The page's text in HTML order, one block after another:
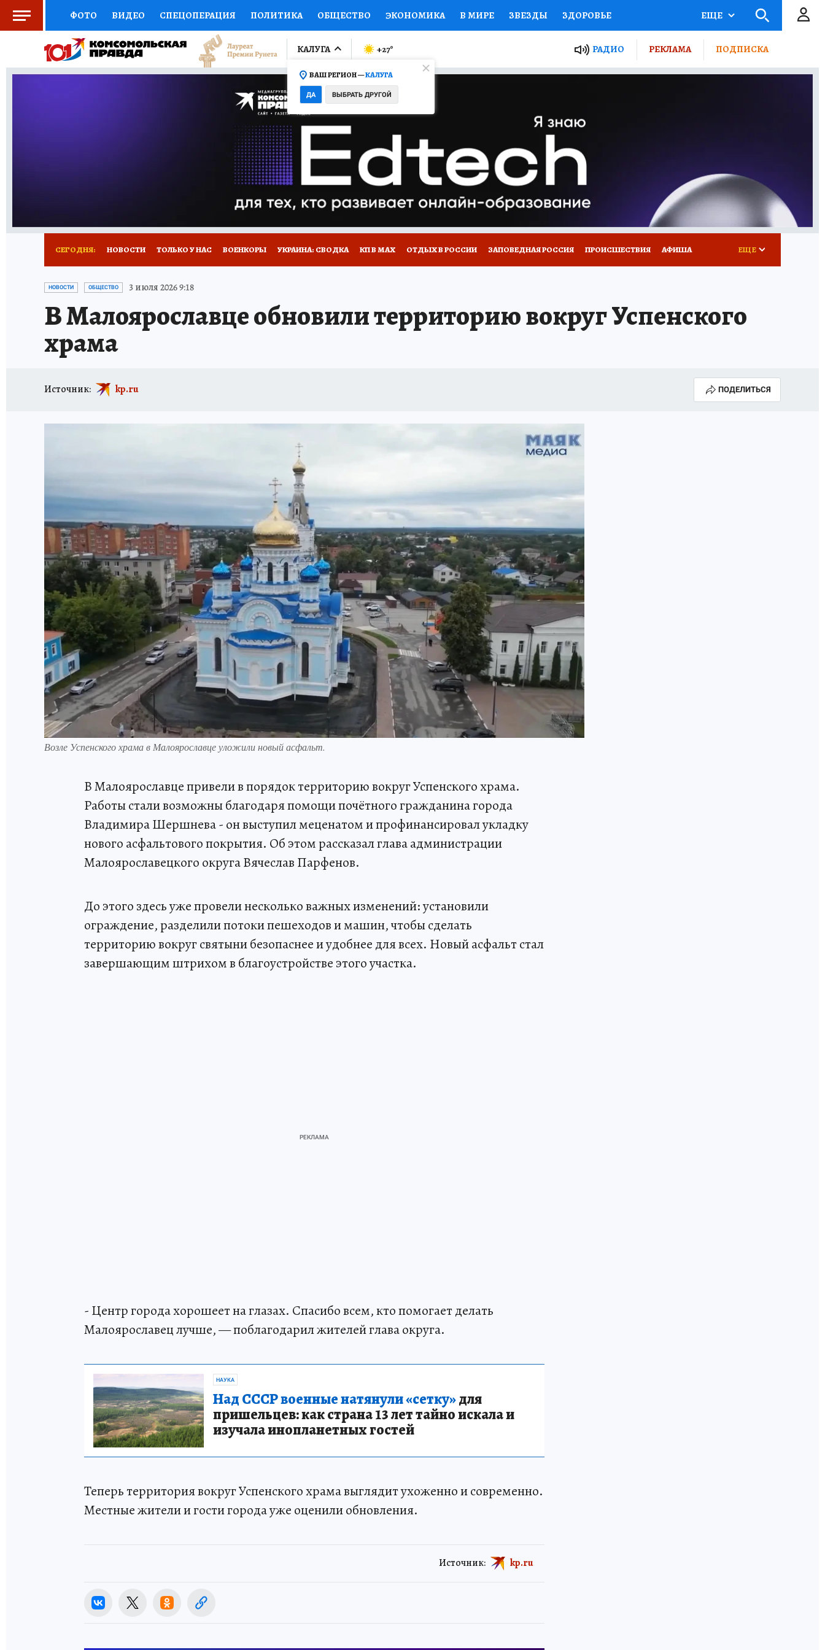
ФОТО ВИДЕО СПЕЦОПЕРАЦИЯ ПОЛИТИКА ОБЩЕСТВО ЭКОНОМИКА В МИРЕ ЗВЕЗДЫ ЗДОРОВЬЕ
СОЦПОДДЕРЖКА НАУКА СПОРТ КОЛУМНИСТЫ ПРОИСШЕСТВИЯ НАЦИОНАЛЬНЫЕ ПРОЕКТЫ РОССИИ
ВЫБОР ЭКСПЕРТОВ ДОКТОР ФИНАНСЫ ОТКРЫВАЕМ МИР Я ЗНАЮ СЕМЬЯ ЖЕНСКИЕ СЕКРЕТЫ ПУТЕВОДИТЕЛЬ
ПРОГНОЗЫ НА СПОРТ ПРОМОКОДЫ СЕРИАЛЫ
ТЕЛЕВИЗОР КОЛЛЕКЦИИ КОНКУРСЫ ГИД ПОТРЕБИТЕЛЯ
НОВОЕ НА САЙТЕ
ЕЩЕ
КАЛУГА
ВАШ РЕГИОН —КАЛУГА
ДА ВЫБРАТЬ ДРУГОЙ
+27° РАДИО РЕКЛАМА ПОДПИСКА
СЕГОДНЯ: НОВОСТИ ТОЛЬКО У НАС ВОЕНКОРЫ УКРАИНА: СВОДКА КП В МАХ ОТДЫХ В РОССИИ ЗАПОВЕДНАЯ РОССИЯ ПРОИСШЕСТВИЯ АФИША
ИСПЫТАНО НА СЕБЕ
ЕЩЕ
НОВОСТИ ОБЩЕСТВО 3 июля 2026 9:18
В Малоярославце обновили территорию вокруг Успенского
храма
Источник: kp.ru ПОДЕЛИТЬСЯ
Возле Успенского храма в Малоярославце уложили новый асфальт.
В Малоярославце привели в порядок территорию вокруг Успенского храма.
Работы стали возможны благодаря помощи почётного гражданина города
Владимира Шершнева - он выступил меценатом и профинансировал укладку
нового асфальтового покрытия. Об этом рассказал глава администрации
Малоярославецкого округа Вячеслав Парфенов.
До этого здесь уже провели несколько важных изменений: установили
ограждение, разделили потоки пешеходов и машин, чтобы сделать
территорию вокруг святыни безопаснее и удобнее для всех. Новый асфальт стал
завершающим штрихом в благоустройстве этого участка.
- Центр города хорошеет на глазах. Спасибо всем, кто помогает делать
Малоярославец лучше, — поблагодарил жителей глава округа.
НАУКА
Над СССР военные натянули «сетку»для
пришельцев: как страна 13 лет тайно искала и
изучала инопланетных гостей
Теперь территория вокруг Успенского храма выглядит ухоженно и современно.
Местные жители и гости города уже оценили обновления.
Источник: kp.ru